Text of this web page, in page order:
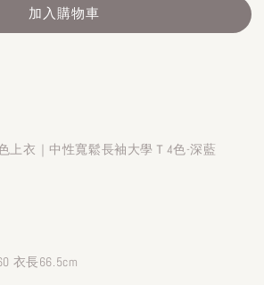
加入購物車
色上衣｜中性寬鬆長袖大學Ｔ4色-深藍
衣長66.5cm